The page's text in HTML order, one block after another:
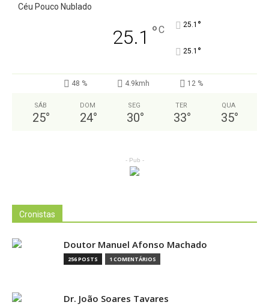
Céu Pouco Nublado
25.1 °C 25.1 °
25.1 °
48 % 4.9kmh 12 %
SÁB
25°
DOM
24°
SEG
30°
TER
33°
QUA
35°
- Pub -
Cronistas
Doutor Manuel Afonso Machado
256 POSTS 1 COMENTÁRIOS
Dr. João Soares Tavares